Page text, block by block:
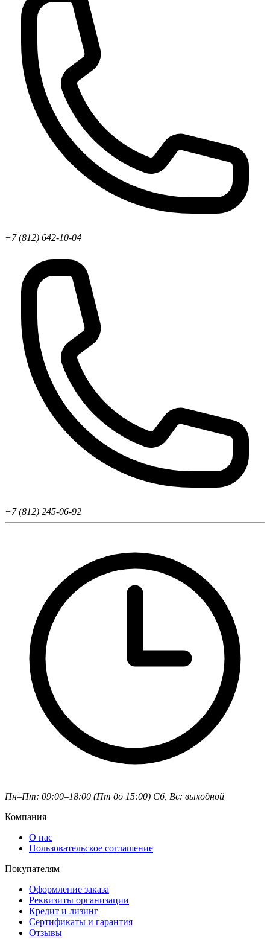
+7 (812) 642-10-04
+7 (812) 245-06-92
Пн–Пт: 09:00–18:00 (Пт до 15:00) Сб, Вс: выходной
Компания
О нас
Пользовательское соглашение
Покупателям
Оформление заказа
Реквизиты организации
Кредит и лизинг
Сертификаты и гарантия
Отзывы